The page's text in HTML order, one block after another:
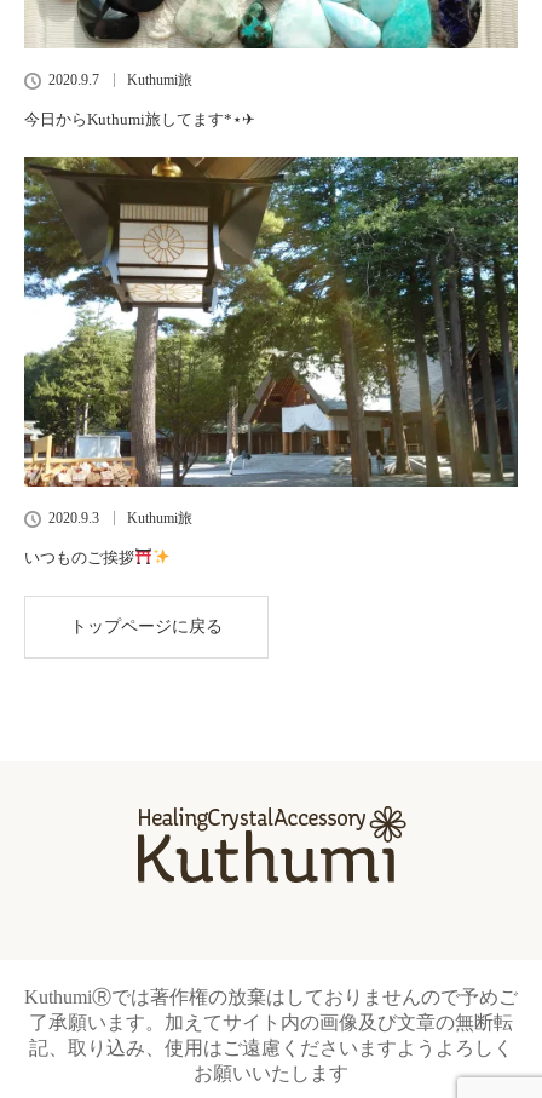
2020.9.7 Kuthumi旅
今日からKuthumi旅してます*⋆✈︎
2020.9.3 Kuthumi旅
いつものご挨拶
トップページに戻る
KuthumiⓇでは著作権の放棄はしておりませんので予めご
了承願います。加えてサイト内の画像及び文章の無断転
記、取り込み、使用はご遠慮くださいますようよろしく
お願いいたします